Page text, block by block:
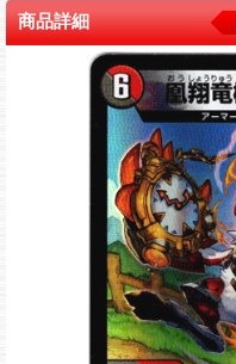
商品詳細